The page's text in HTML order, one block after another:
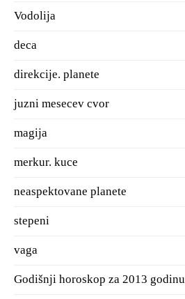
Vodolija
deca
direkcije. planete
juzni mesecev cvor
magija
merkur. kuce
neaspektovane planete
stepeni
vaga
Godišnji horoskop za 2013 godinu